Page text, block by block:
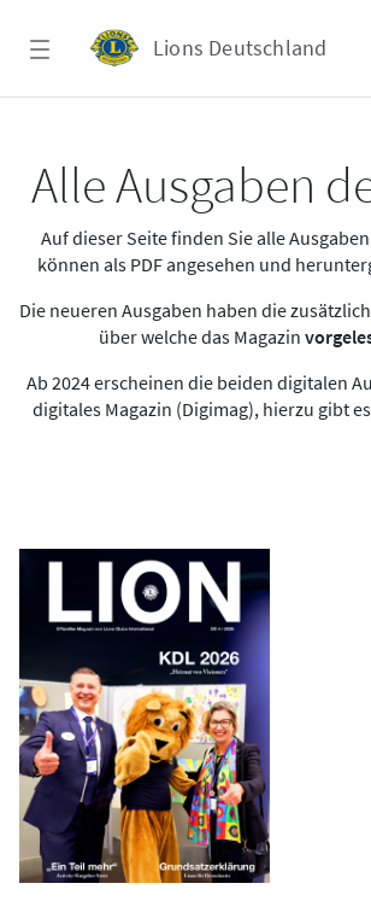
Lions Deutschland
Alle Ausgaben
Auf dieser Seite finden Sie alle
können als PDF angesehen und
Die neueren Ausgaben haben die
über welche das Magazin
Ab 2024 erscheinen die beiden digitalen
digitales Magazin (Digimag), hierzu gibt